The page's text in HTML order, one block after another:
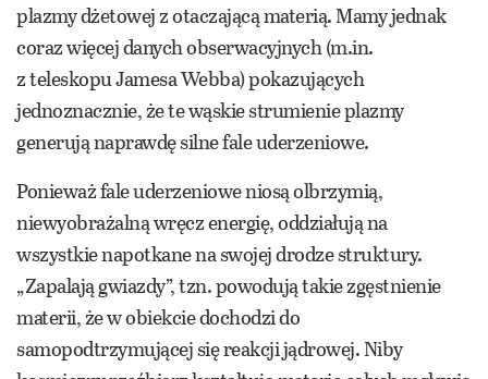
plazmy dżetowej z otaczającą materią. Mamy jednak
coraz więcej danych obserwacyjnych (m.in.
z teleskopu Jamesa Webba) pokazujących
jednoznacznie, że te wąskie strumienie plazmy
generują naprawdę silne fale uderzeniowe.
Ponieważ fale uderzeniowe niosą olbrzymią,
niewyobrażalną wręcz energię, oddziałują na
wszystkie napotkane na swojej drodze struktury.
„Zapalają gwiazdy”, tzn. powodują takie zgęstnienie
materii, że w obiekcie dochodzi do
samopodtrzymującej się reakcji jądrowej. Niby